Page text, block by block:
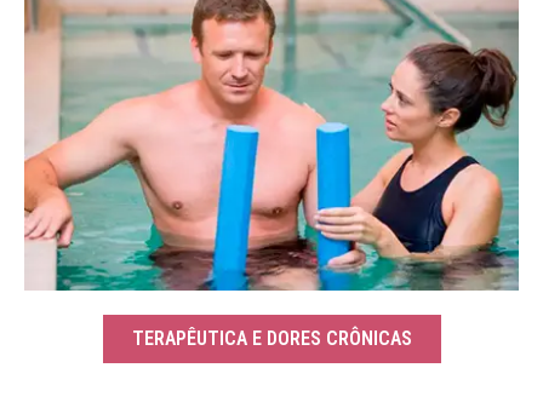
TERAPÊUTICA E DORES CRÔNICAS